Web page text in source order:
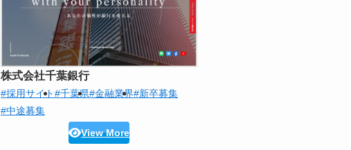
株式会社千葉銀行
#採用サイト#千葉県#金融業界#新卒募集
#中途募集
View More